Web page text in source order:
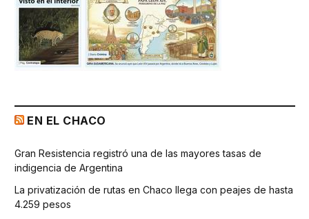
EN EL CHACO
Gran Resistencia registró una de las mayores tasas de
indigencia de Argentina
La privatización de rutas en Chaco llega con peajes de hasta
4.259 pesos